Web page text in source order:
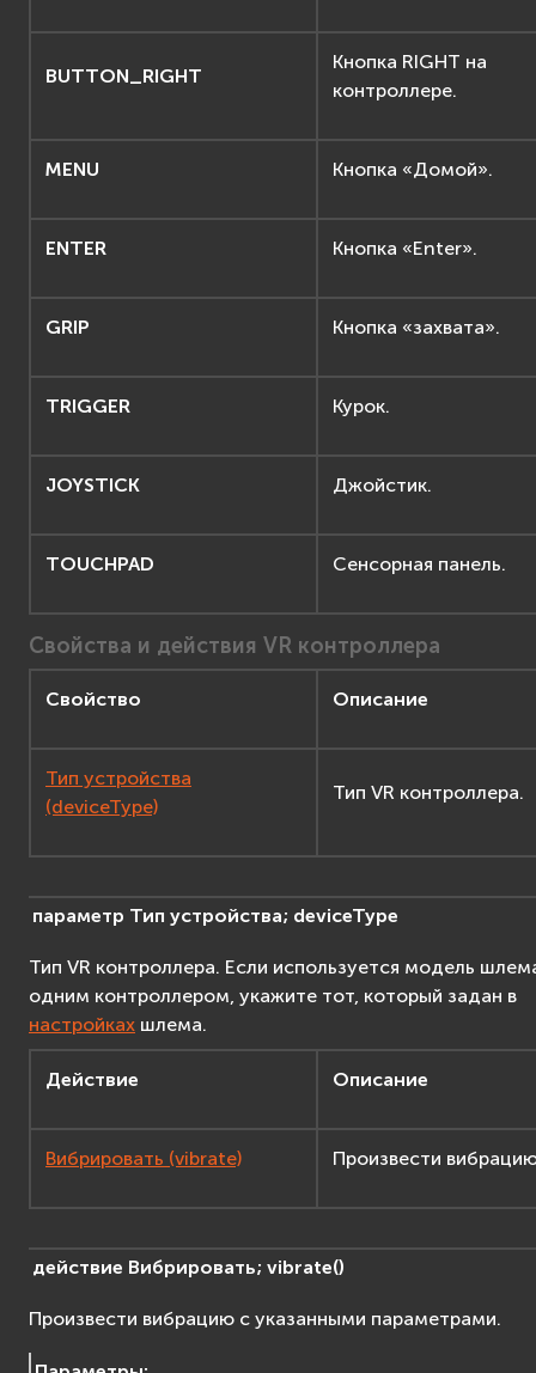
BUTTON_RIGHT
Кнопка RIGHT на
контроллере.
MENU Кнопка «Домой».
ENTER Кнопка «Enter».
GRIP Кнопка «захвата».
TRIGGER Курок.
JOYSTICK Джойстик.
TOUCHPAD Сенсорная панель.
Свойства и действия VR контроллера
Свойство Описание
Тип устройства
(deviceType)
Тип VR контроллера.
параметр Тип устройства; deviceType
Тип VR контроллера. Если используется модель
одним контроллером, укажите тот, который задан в
настройках шлема.
Действие Описание
Вибрировать (vibrate) Произвести
действие Вибрировать; vibrate()
Произвести вибрацию с указанными параметрами.